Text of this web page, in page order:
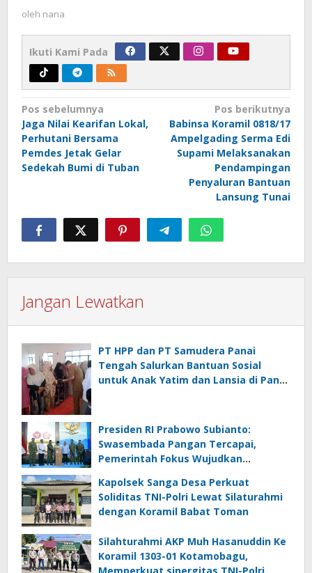
oleh nana
Ikuti Kami Pada
Navigasi
pos
Pos sebelumnya
Jaga Nilai Kearifan Lokal,
Perhutani Bersama
Pemdes Jetak Gelar
Sedekah Bumi di Tuban
Pos berikutnya
Babinsa Koramil 0818/17
Ampelgading Serma Edi
Supami Melaksanakan
Pendampingan
Penyaluran Bantuan
Lansung Tunai
Jangan Lewatkan
PT HPP dan PT Samudera Panai
Tengah Salurkan Bantuan Sosial
untuk Anak Yatim dan Lansia di Panai
Presiden RI Prabowo Subianto:
Swasembada Pangan Tercapai,
Pemerintah Fokus Wujudkan
Kapolsek Sanga Desa Perkuat
Soliditas TNI-Polri Lewat Silaturahmi
dengan Koramil Babat Toman
Silahturahmi AKP Muh Hasanuddin Ke
Koramil 1303-01 Kotamobagu,